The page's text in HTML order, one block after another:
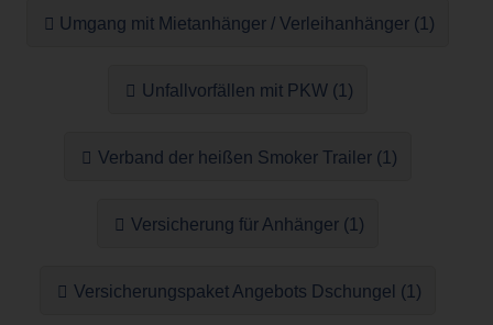
Umgang mit Mietanhänger / Verleihanhänger (1)
Unfallvorfällen mit PKW (1)
Verband der heißen Smoker Trailer (1)
Versicherung für Anhänger (1)
Versicherungspaket Angebots Dschungel (1)